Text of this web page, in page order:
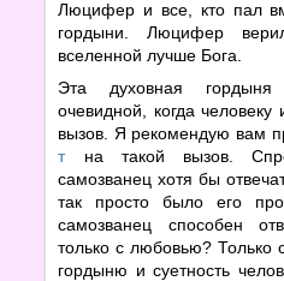
Люцифер и все, кто пал
гордыни. Люцифер
вселенной лучше Бога.
Эта духовная гордыня
очевидной, когда
вызов. Я рекомендую вам
тна такой вызов.
самозванец хотя бы
так просто было его
самозванец способен
только с любовью? Только
гордыню и суетность